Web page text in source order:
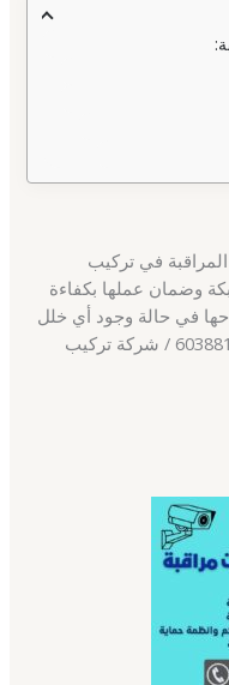
في تركيب
وضمان عملها بكفاءة
في حالة وجود أي خلل
في النظامكاميرات مراقبة السلام / 60388186 / شركة تركيب